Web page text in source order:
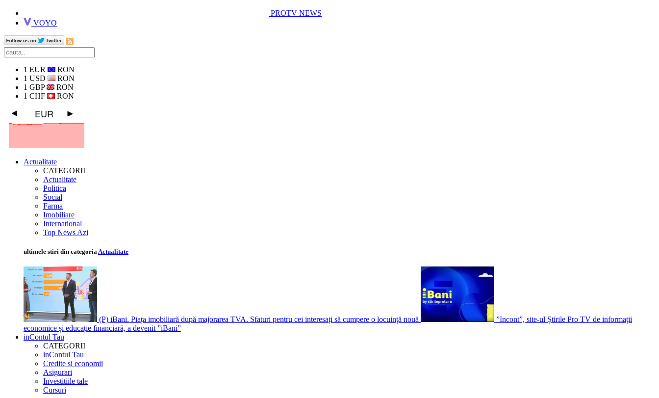
PROTV NEWS
VOYO
1 EUR
RON
1 USD
RON
1 GBP
RON
1 CHF
RON
EUR
Actualitate
CATEGORII
Actualitate
Politica
Social
Farma
Imobiliare
International
Top News Azi
ultimele stiri din categoriaActualitate
(P) iBani. Piața imobiliară după majorarea TVA. Sfaturi pentru cei interesați să cumpere o locuință nouă
”Incont”, site-ul Știrile Pro TV de informații
economice și educație financiară, a devenit ”iBani”
inContul Tau
CATEGORII
inContul Tau
Credite si economii
Asigurari
Investitiile tale
Cursuri